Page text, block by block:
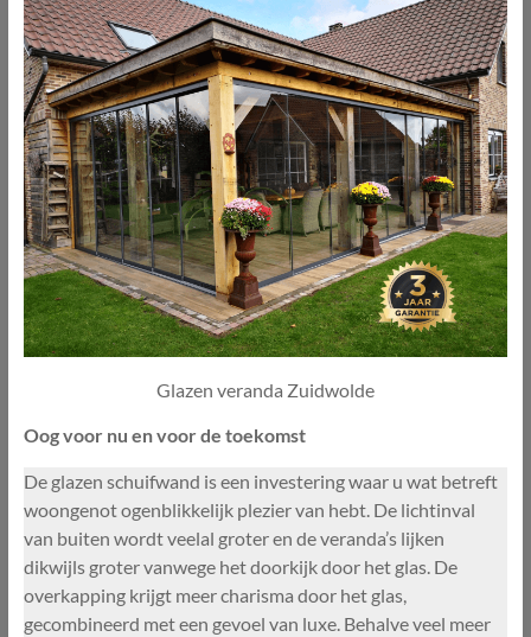
Glazen veranda Zuidwolde
Oog voor nu en voor de toekomst
De glazen schuifwand is een investering waar u wat betreft
woongenot ogenblikkelijk plezier van hebt. De lichtinval
van buiten wordt veelal groter en de veranda’s lijken
dikwijls groter vanwege het doorkijk door het glas. De
overkapping krijgt meer charisma door het glas,
gecombineerd met een gevoel van luxe. Behalve veel meer